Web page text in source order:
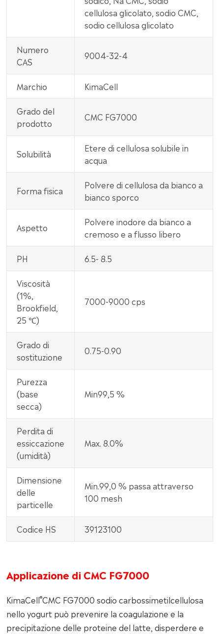
cellulosa glicolato, sodio CMC,
sodio cellulosa glicolato
Numero
CAS
9004-32-4
Marchio KimaCell
Grado del
prodotto
CMC FG7000
Solubilità
Etere di cellulosa solubile in
acqua
Forma fisica
Polvere di cellulosa da bianco a
bianco sporco
Aspetto
Polvere inodore da bianco a
cremoso e a flusso libero
PH 6.5- 8.5
Viscosità
(1%,
Brookfield,
25 ℃)
7000-9000 cps
Grado di
sostituzione
0.75-0.90
Purezza
(base
secca)
Min99,5 %
Perdita di
essiccazione
(umidità)
Max. 8.0%
Dimensione
delle
particelle
Min.99,0 % passa attraverso
100 mesh
Codice HS 39123100
Applicazione di CMC FG7000
KimaCell®CMC FG7000 sodio carbossimetilcellulosa
nello yogurt può prevenire la coagulazione e la
precipitazione delle proteine del latte, disperdere e